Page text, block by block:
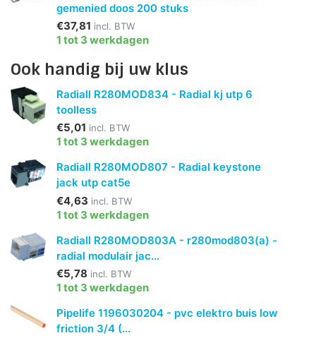
gemenied doos 200 stuks
€37,81 incl. BTW
1 tot 3 werkdagen
Ook handig bij uw klus
Radiall R280MOD834 - Radial kj utp 6
toolless
€5,01 incl. BTW
1 tot 3 werkdagen
Radiall R280MOD807 - Radial keystone
jack utp cat5e
€4,63 incl. BTW
1 tot 3 werkdagen
Radiall R280MOD803A - r280mod803(a) -
radial modulair jac...
€5,78 incl. BTW
1 tot 3 werkdagen
Pipelife 1196030204 - pvc elektro buis low
friction 3/4 (...